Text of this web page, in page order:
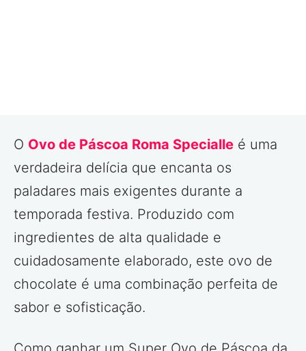
O Ovo de Páscoa Roma Specialle é uma
verdadeira delícia que encanta os
paladares mais exigentes durante a
temporada festiva. Produzido com
ingredientes de alta qualidade e
cuidadosamente elaborado, este ovo de
chocolate é uma combinação perfeita de
sabor e sofisticação.